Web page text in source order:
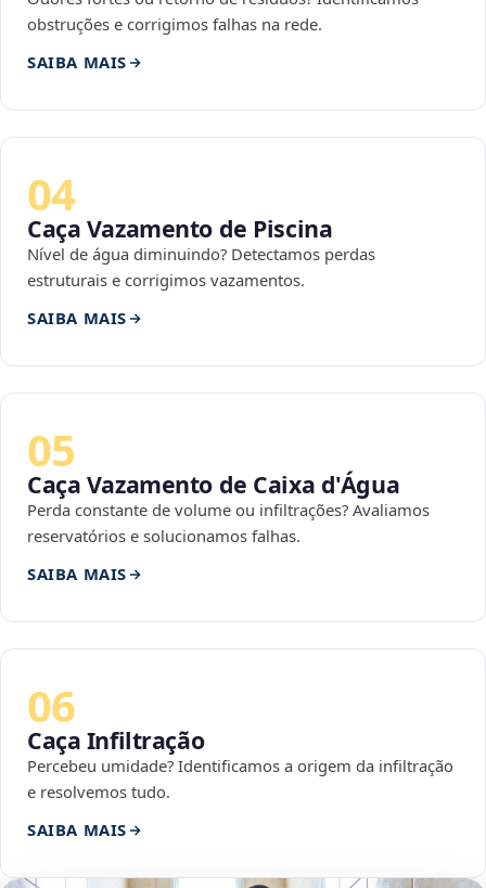
obstruções e corrigimos falhas na rede.
SAIBA MAIS
04
Caça Vazamento de Piscina
Nível de água diminuindo? Detectamos perdas
estruturais e corrigimos vazamentos.
SAIBA MAIS
05
Caça Vazamento de Caixa d'Água
Perda constante de volume ou infiltrações? Avaliamos
reservatórios e solucionamos falhas.
SAIBA MAIS
06
Caça Infiltração
Percebeu umidade? Identificamos a origem da infiltração
e resolvemos tudo.
SAIBA MAIS